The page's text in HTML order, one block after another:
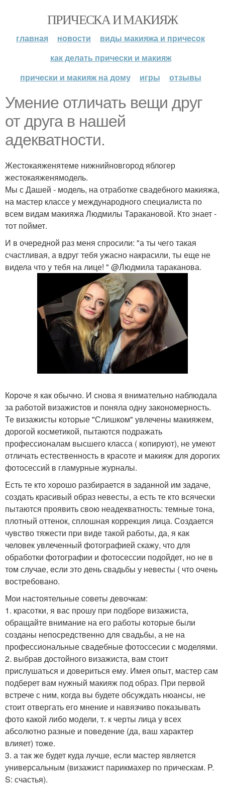
ПРИЧЕСКА И МАКИЯЖ
главная новости
виды макияжа и причесок
как делать прически и макияж
прически и макияж на дому
игры отзывы
Умение отличать вещи друг
от друга в нашей
адекватности.
Жестокаяженятеме нижнийновгород яблогер
жестокаяженямодель.
Мы с Дашей - модель, на отработке свадебного макияжа,
на мастер классе у международного специалиста по
всем видам макияжа Людмилы Таракановой. Кто знает -
тот поймет.
И в очередной раз меня спросили: "а ты чего такая
счастливая, а вдруг тебя ужасно накрасили, ты еще не
видела что у тебя на лице! " @Людмила тараканова.
Короче я как обычно. И снова я внимательно наблюдала
за работой визажистов и поняла одну закономерность.
Те визажисты которые "Слишком" увлечены макияжем,
дорогой косметикой, пытаются подражать
профессионалам высшего класса ( копируют), не умеют
отличать естественность в красоте и макияж для дорогих
фотосессий в гламурные журналы.
Есть те кто хорошо разбирается в заданной им задаче,
создать красивый образ невесты, а есть те кто всячески
пытаются проявить свою неадекватность: темные тона,
плотный оттенок, сплошная коррекция лица. Создается
чувство тяжести при виде такой работы, да, я как
человек увлеченный фотографией скажу, что для
обработки фотографии и фотосессии подойдет, но не в
том случае, если это день свадьбы у невесты ( что очень
востребовано.
Мои настоятельные советы девочкам:
1. красотки, я вас прошу при подборе визажиста,
обращайте внимание на его работы которые были
созданы непосредственно для свадьбы, а не на
профессиональные свадебные фотоссесии с моделями.
2. выбрав достойного визажиста, вам стоит
прислушаться и довериться ему. Имея опыт, мастер сам
подберет вам нужный макияж под образ. При первой
встрече с ним, когда вы будете обсуждать нюансы, не
стоит отвергать его мнение и навязчиво показывать
фото какой либо модели, т. к черты лица у всех
абсолютно разные и поведение (да, ваш характер
влияет) тоже.
3. а так же будет куда лучше, если мастер является
универсальным (визажист парикмахер по прическам. P.
S: счастья).